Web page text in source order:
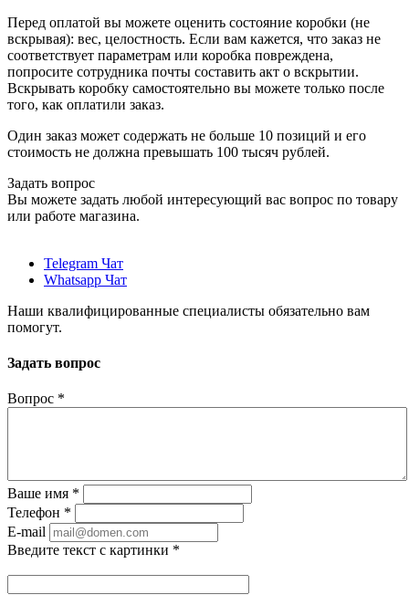
Перед оплатой вы можете оценить состояние коробки (не
вскрывая): вес, целостность. Если вам кажется, что заказ не
соответствует параметрам или коробка повреждена,
попросите сотрудника почты составить акт о вскрытии.
Вскрывать коробку самостоятельно вы можете только после
того, как оплатили заказ.
Один заказ может содержать не больше 10 позиций и его
стоимость не должна превышать 100 тысяч рублей.
Задать вопрос
Вы можете задать любой интересующий вас вопрос по товару
или работе магазина.
Telegram Чат
Whatsapp Чат
Наши квалифицированные специалисты обязательно вам
помогут.
Задать вопрос
Вопрос *
Ваше имя *
Телефон *
E-mail
Введите текст с картинки *